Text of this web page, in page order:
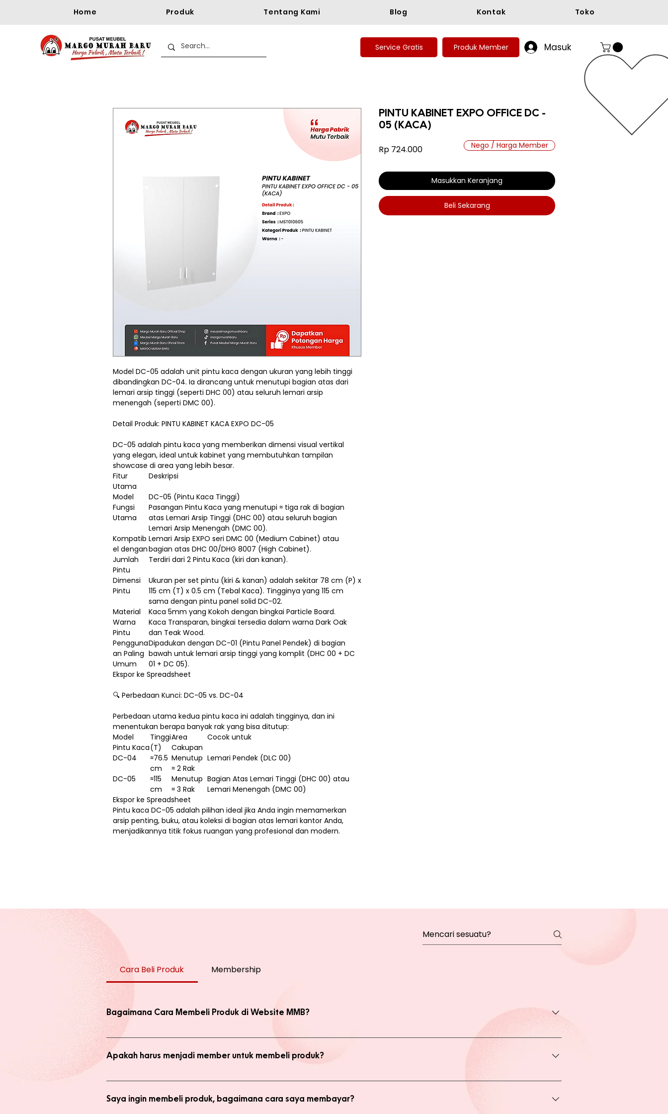
Home Produk Tentang Kami Blog Kontak Toko
Service Gratis Produk Member Masuk
Model DC-05 adalah unit pintu kaca dengan ukuran yang lebih tinggi
dibandingkan DC-04. Ia dirancang untuk menutupi bagian atas dari
lemari arsip tinggi (seperti DHC 00) atau seluruh lemari arsip
menengah (seperti DMC 00).
Detail Produk: PINTU KABINET KACA EXPO DC-05
DC-05 adalah pintu kaca yang memberikan dimensi visual vertikal
yang elegan, ideal untuk kabinet yang membutuhkan tampilan
showcase di area yang lebih besar.
Fitur
Utama
Deskripsi
Model
DC-05 (Pintu Kaca Tinggi)
Fungsi
Utama
Pasangan Pintu Kaca yang menutupi ≈ tiga rak di bagian
atas Lemari Arsip Tinggi (DHC 00) atau seluruh bagian
Lemari Arsip Menengah (DMC 00).
Kompatib
el dengan
Lemari Arsip EXPO seri DMC 00 (Medium Cabinet) atau
bagian atas DHC 00/DHG 8007 (High Cabinet).
Jumlah
Pintu
Terdiri dari 2 Pintu Kaca (kiri dan kanan).
Dimensi
Pintu
Ukuran per set pintu (kiri & kanan) adalah sekitar 78 cm (P) x
115 cm (T) x 0.5 cm (Tebal Kaca). Tingginya yang 115 cm
sama dengan pintu panel solid DC-02.
Material
Kaca 5mm yang Kokoh dengan bingkai Particle Board.
Warna
Pintu
Kaca Transparan, bingkai tersedia dalam warna Dark Oak
dan Teak Wood.
Pengguna
an Paling
Umum
Dipadukan dengan DC-01 (Pintu Panel Pendek) di bagian
bawah untuk lemari arsip tinggi yang komplit (DHC 00 + DC
01 + DC 05).
Ekspor ke Spreadsheet
🔍 Perbedaan Kunci: DC-05 vs. DC-04
Perbedaan utama kedua pintu kaca ini adalah tingginya, dan ini
menentukan berapa banyak rak yang bisa ditutup:
Model
Pintu Kaca
Tinggi
(T)
Area
Cakupan
Cocok untuk
DC-04
≈76.5
cm
Menutup
≈ 2 Rak
Lemari Pendek (DLC 00)
DC-05
≈115
cm
Menutup
≈ 3 Rak
Bagian Atas Lemari Tinggi (DHC 00) atau
Lemari Menengah (DMC 00)
Ekspor ke Spreadsheet
Pintu kaca DC-05 adalah pilihan ideal jika Anda ingin memamerkan
arsip penting, buku, atau koleksi di bagian atas lemari kantor Anda,
menjadikannya titik fokus ruangan yang profesional dan modern.
PINTU KABINET EXPO OFFICE DC -
05 (KACA)
Rp 724.000Harga
Masukkan Keranjang
Beli Sekarang
Nego / Harga Member
Cara Beli Produk Membership
Bagaimana Cara Membeli Produk di Website MMB?
Ada 2 jenis produk yang ada di website, yaitu produk Member dan Non Member. Anda bisa melakukan transaksi pada halaman Produk
Apakah harus menjadi member untuk membeli produk?
Anda tidak perlu bergabung menjadi member untuk membeli produk MMB. Tetapi ada keuntungan yang bisa Anda dapatkan apabila
Saya ingin membeli produk, bagaimana cara saya membayar?